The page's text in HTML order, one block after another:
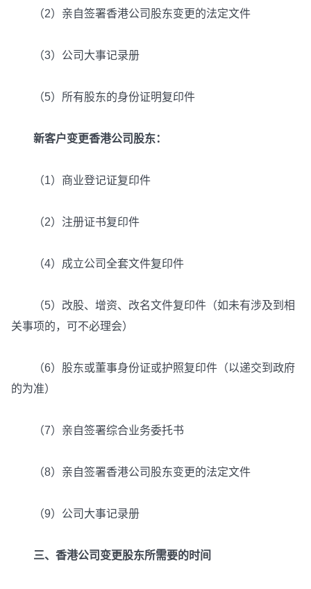
（2）亲自签署香港公司股东变更的法定文件
（3）公司大事记录册
（5）所有股东的身份证明复印件
新客户变更香港公司股东：
（1）商业登记证复印件
（2）注册证书复印件
（4）成立公司全套文件复印件
（5）改股、增资、改名文件复印件（如未有涉及到相
关事项的，可不必理会）
（6）股东或董事身份证或护照复印件（以递交到政府
的为准）
（7）亲自签署综合业务委托书
（8）亲自签署香港公司股东变更的法定文件
（9）公司大事记录册
三、香港公司变更股东所需要的时间